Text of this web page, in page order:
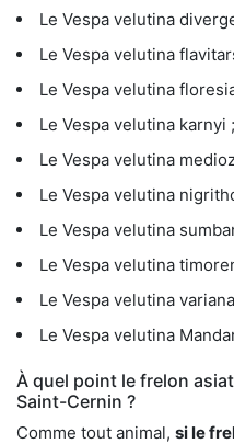
Le Vespa velutina
Le Vespa velutina
Le Vespa velutina
Le Vespa velutina karnyi ;
Le Vespa velutina
Le Vespa velutina
Le Vespa velutina
Le Vespa velutina
Le Vespa velutina
Le Vespa velutina
À quel point le frelon
Saint-Cernin ?
Comme tout animal, si le